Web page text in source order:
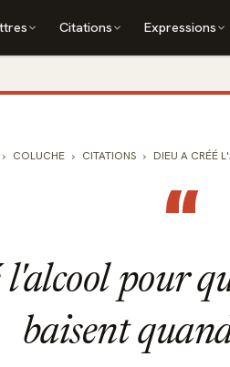
Citations Expressions
COLUCHE CITATIONS DIEU A CRÉÉ
“
pour
baisent